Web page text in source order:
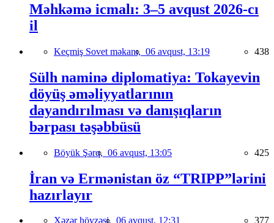
Məhkəmə icmalı: 3–5 avqust 2026-cı
il
Keçmiş Sovet məkanı, 06 avqust, 13:19 438
Sülh naminə diplomatiya: Tokayevin
döyüş əməliyyatlarının
dayandırılması və danışıqların
bərpası təşəbbüsü
Böyük Şərq, 06 avqust, 13:05 425
İran və Ermənistan öz “TRIPP”lərini
hazırlayır
Xəzər hövzəsi, 06 avqust, 12:31 377